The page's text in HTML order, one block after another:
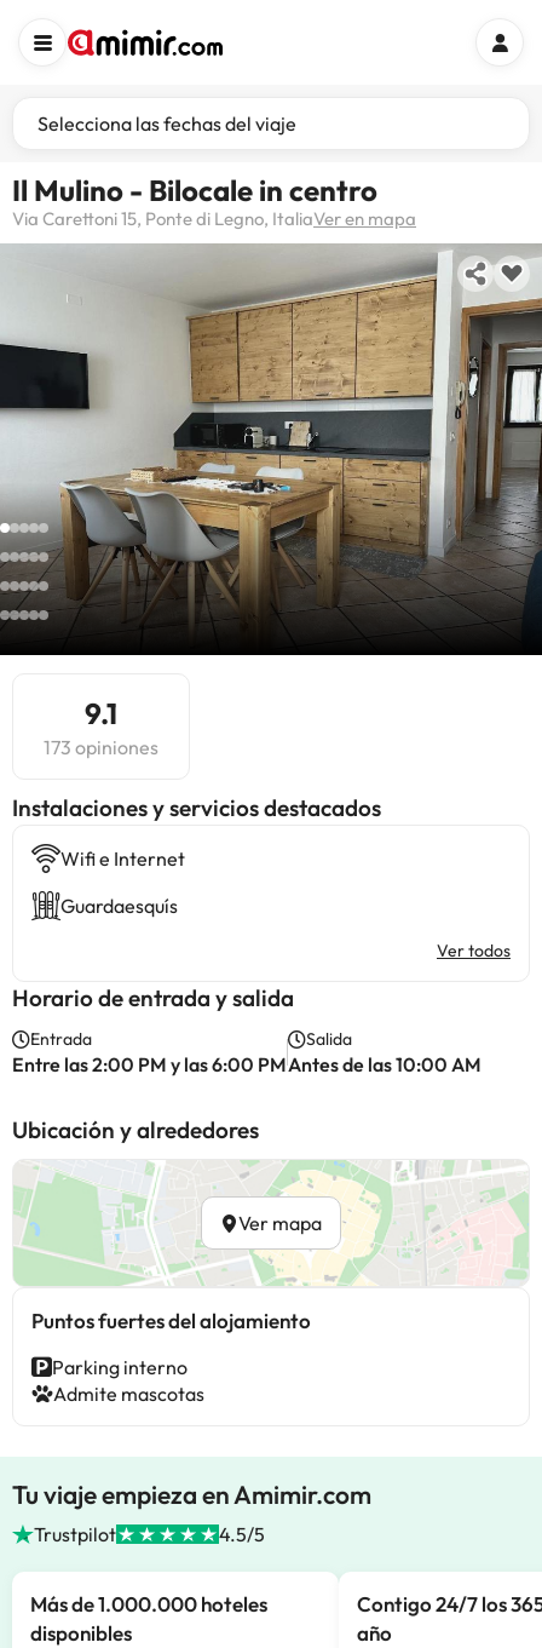
Selecciona las fechas del viaje
Il Mulino - Bilocale in centro
Via Carettoni 15, Ponte di Legno, ItaliaVer en mapa
9.1
173 opiniones
Instalaciones y servicios destacados
Wifi e Internet
Guardaesquís
Ver todos
Horario de entrada y salida
Entrada
Entre las 2:00 PM y las 6:00 PM
Salida
Antes de las 10:00 AM
Ubicación y alrededores
Ver mapa
Puntos fuertes del alojamiento
Parking interno
Admite mascotas
Tu viaje empieza en Amimir.com
Trustpilot 4.5/5
Más de 1.000.000 hoteles
disponibles
Contigo 24/7 los
año